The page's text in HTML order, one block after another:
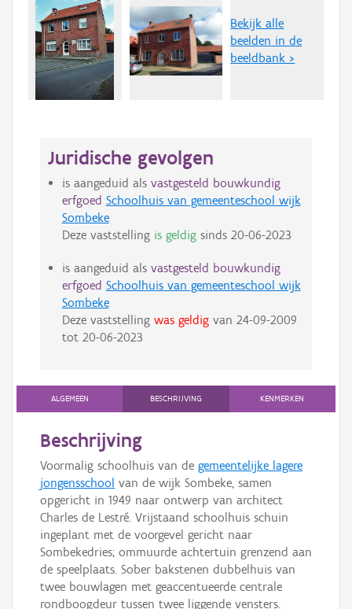
Bekijk alle
beelden in de
beeldbank >
Juridische gevolgen
is aangeduid als vastgesteld bouwkundig
erfgoed Schoolhuis van gemeenteschool wijk
Sombeke
Deze vaststelling is geldigsinds 20-06-2023
is aangeduid als vastgesteld bouwkundig
erfgoed Schoolhuis van gemeenteschool wijk
Sombeke
Deze vaststelling was geldigvan 24-09-2009
tot 20-06-2023
ALGEMEEN BESCHRIJVING KENMERKEN
Beschrijving
Voormalig schoolhuis van de gemeentelijke lagere
jongensschool van de wijk Sombeke, samen
opgericht in 1949 naar ontwerp van architect
Charles de Lestré. Vrijstaand schoolhuis schuin
ingeplant met de voorgevel gericht naar
Sombekedries; ommuurde achtertuin grenzend aan
de speelplaats. Sober bakstenen dubbelhuis van
twee bouwlagen met geaccentueerde centrale
rondboogdeur tussen twee liggende vensters.